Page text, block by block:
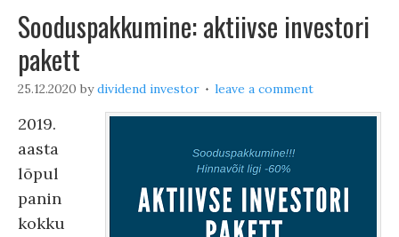
Sooduspakkumine: aktiivse investori
pakett
25.12.2020 bydividend investor leave a comment
2019.
aasta
lõpul
panin
kokku